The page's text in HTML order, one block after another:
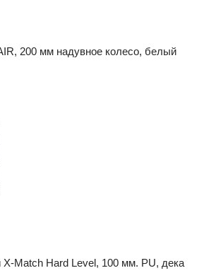
200 мм надувное колесо, белый
Match Hard Level, 100 мм. PU, дека